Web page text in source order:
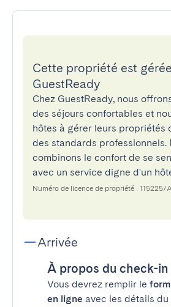
Cette propriété est
GuestReady
Chez GuestReady, nous
des séjours confortables et
hôtes à gérer leurs propriétés
des standards professionnels.
combinons le confort de se
avec un service digne d'un
Numéro de licence de propriété : 115225/
Arrivée
À propos du check-in
Vous devrez remplir le
en ligne avec les détails